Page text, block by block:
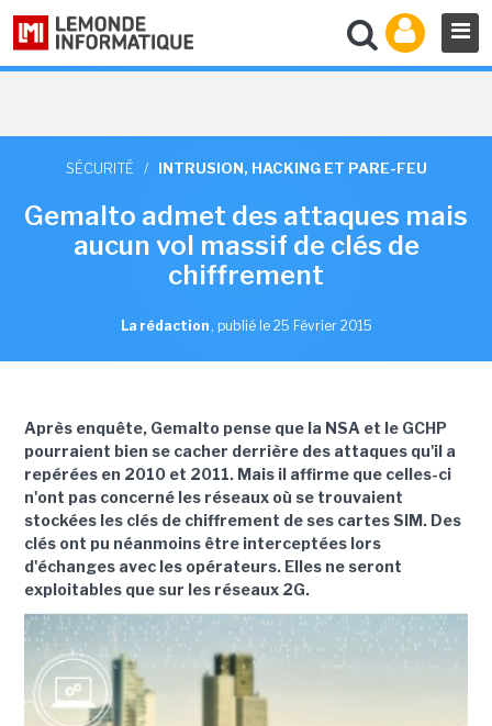
SÉCURITÉ / INTRUSION, HACKING ET PARE-FEU
Gemalto admet des attaques mais
aucun vol massif de clés de
chiffrement
La rédaction , publié le 25 Février 2015
Après enquête, Gemalto pense que la NSA et le GCHP
pourraient bien se cacher derrière des attaques qu'il a
repérées en 2010 et 2011. Mais il affirme que celles-ci
n'ont pas concerné les réseaux où se trouvaient
stockées les clés de chiffrement de ses cartes SIM. Des
clés ont pu néanmoins être interceptées lors
d'échanges avec les opérateurs. Elles ne seront
exploitables que sur les réseaux 2G.